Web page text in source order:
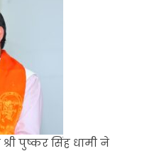
पुष्कर सिंह धामी ने